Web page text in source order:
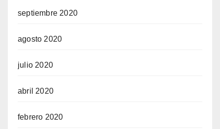
septiembre 2020
agosto 2020
julio 2020
abril 2020
febrero 2020